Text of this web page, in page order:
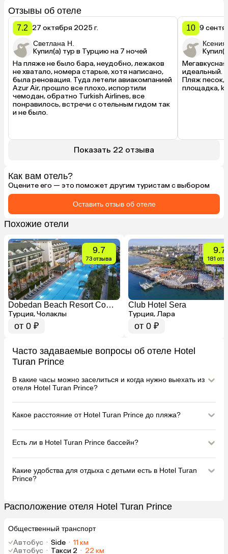
Отзывы об отеле
7.2 27 октября 2025 г.
Светлана Н.
Купил(а) тур в Турцию на 7 ночей
На пляже не было бара, неудобно, лежаков
не хватало, номера старые, хотя написано,
была реновация. Туда летели авиакомпанией
Azur Air, прошло все плохо, испортили
чемодан, обратно Turkish Airlines, все
понравилось, встречи с отельным гидом так
и не было.
10 9
Ксения
идеальный.
Пляж песок,
площадка,
Показать 22 отзыва
Как вам отель?
Оцените его — это поможет другим туристам с выбором
Оставить отзыв об отеле
Похожие отели
9.7
73 отзыва
Dobedan Beach Resort Comfort (Ex. Alva Donna Beach Resort Comfort)
Турция, Чолаклы
от 0 ₽
9.7
181
Club Hotel Sera
Турция, Лара
от 0 ₽
Часто задаваемые вопросы об отеле Hotel
Turan Prince
В какие часы можно заселиться и когда нужно выехать из
отеля Hotel Turan Prince?
Какое расстояние от Hotel Turan Prince до пляжа?
Есть ли в Hotel Turan Prince бассейн?
Какие удобства для отдыха с детьми есть в Hotel Turan
Prince?
Расположение отеля Hotel Turan Prince
Общественный транспорт
Автобус · Side · 11 км
Автобус · Такси 2 · 22 км